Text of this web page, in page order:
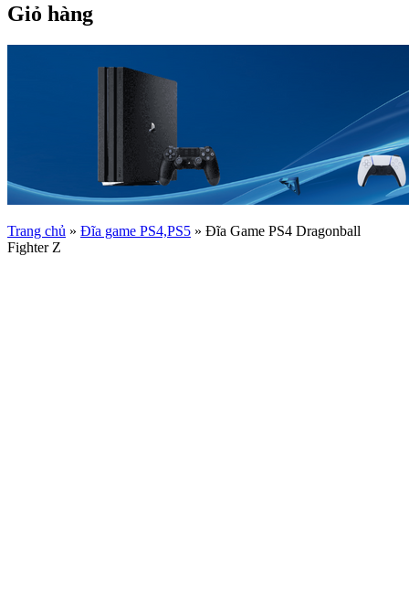
Giỏ hàng
Trang chủ » Đĩa game PS4,PS5 » Đĩa Game PS4 Dragonball
Fighter Z